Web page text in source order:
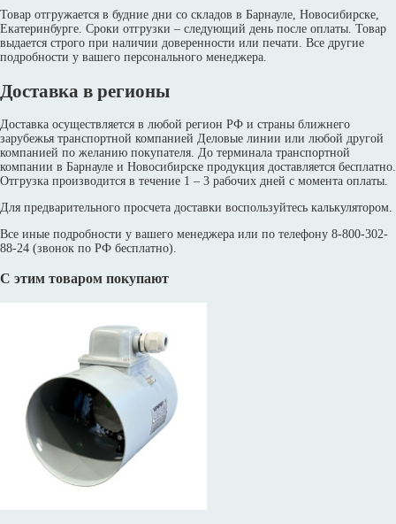
Товар отгружается в будние дни со складов в Барнауле, Новосибирске,
Екатеринбурге. Сроки отгрузки – следующий день после оплаты. Товар
выдается строго при наличии доверенности или печати. Все другие
подробности у вашего персонального менеджера.
Доставка в регионы
Доставка осуществляется в любой регион РФ и страны ближнего
зарубежья транспортной компанией Деловые линии или любой другой
компанией по желанию покупателя. До терминала транспортной
компании в Барнауле и Новосибирске продукция доставляется бесплатно.
Отгрузка производится в течение 1 – 3 рабочих дней с момента оплаты.
Для предварительного просчета доставки воспользуйтесь калькулятором.
Все иные подробности у вашего менеджера или по телефону 8-800-302-
88-24 (звонок по РФ бесплатно).
С этим товаром покупают